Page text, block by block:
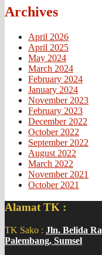
Archives
April 2026
April 2025
May 2024
March 2024
February 2024
January 2024
November 2023
February 2023
December 2022
October 2022
September 2022
August 2022
March 2022
November 2021
October 2021
Alamat TK :
TK Sako : Jln. Belida
Palembang, Sumsel